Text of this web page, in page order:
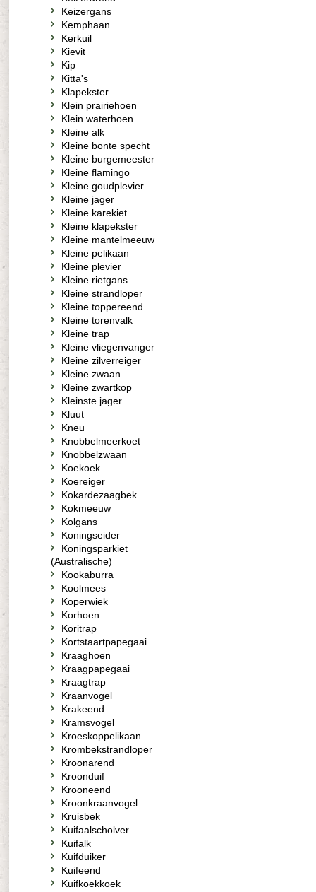
Keizergans
Kemphaan
Kerkuil
Kievit
Kip
Kitta's
Klapekster
Klein prairiehoen
Klein waterhoen
Kleine alk
Kleine bonte specht
Kleine burgemeester
Kleine flamingo
Kleine goudplevier
Kleine jager
Kleine karekiet
Kleine klapekster
Kleine mantelmeeuw
Kleine pelikaan
Kleine plevier
Kleine rietgans
Kleine strandloper
Kleine toppereend
Kleine torenvalk
Kleine trap
Kleine vliegenvanger
Kleine zilverreiger
Kleine zwaan
Kleine zwartkop
Kleinste jager
Kluut
Kneu
Knobbelmeerkoet
Knobbelzwaan
Koekoek
Koereiger
Kokardezaagbek
Kokmeeuw
Kolgans
Koningseider
Koningsparkiet
(Australische)
Kookaburra
Koolmees
Koperwiek
Korhoen
Koritrap
Kortstaartpapegaai
Kraaghoen
Kraagpapegaai
Kraagtrap
Kraanvogel
Krakeend
Kramsvogel
Kroeskoppelikaan
Krombekstrandloper
Kroonarend
Kroonduif
Krooneend
Kroonkraanvogel
Kruisbek
Kuifaalscholver
Kuifalk
Kuifduiker
Kuifeend
Kuifkoekkoek